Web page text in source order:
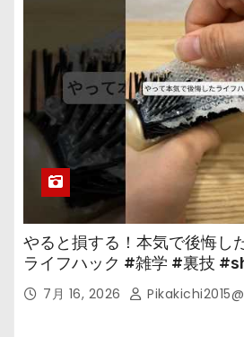
やると損する！本気で後悔し
ライフハック #雑学 #裏技
7月 16, 2026